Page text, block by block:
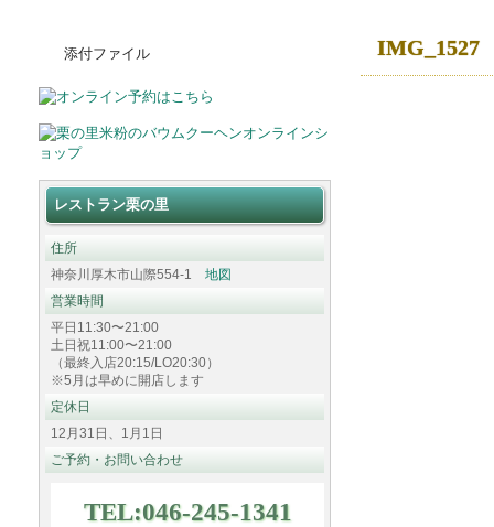
IMG_1527
添付ファイル
レストラン栗の里
住所
神奈川厚木市山際554-1 地図
営業時間
平日11:30〜21:00
土日祝11:00〜21:00
（最終入店20:15/LO20:30）
※5月は早めに開店します
定休日
12月31日、1月1日
ご予約・お問い合わせ
TEL:046-245-1341